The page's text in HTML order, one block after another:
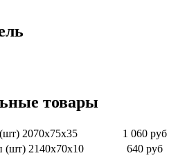
товары
2070х75х35 1 060 руб
(шт) 2140х70х10
640 руб